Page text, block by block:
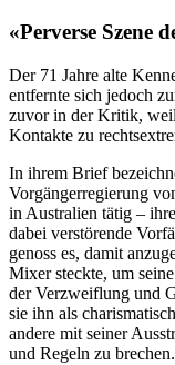
«Perverse Szene
Der 71 Jahre alte
entfernte sich jedoch
zuvor in der Kritik,
Kontakte zu
In ihrem Brief
Vorgängerregierung
in Australien tätig –
dabei verstörende
genoss es, damit
Mixer steckte, um
der Verzweiflung und
sie ihn als
andere mit seiner
und Regeln zu brechen.